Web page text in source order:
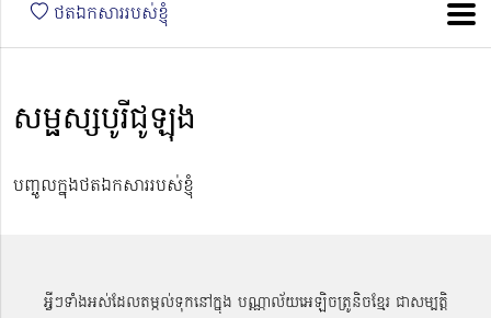
ថតឯកសាររបស់ខ្ញុំ
សម្ផស្សបូរីជូឡុង
បញ្ចូលក្នុងថតឯកសាររបស់ខ្ញុំ
អ្វីៗទាំងអស់ដែលតម្កល់ទុកនៅក្នុង បណ្ណាល័យអេឡិចត្រូនិចខ្មែរ ជាសម្បតិ្ត